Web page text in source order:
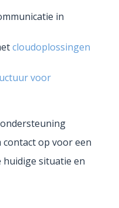
in
cloudoplossingen
voor
op voor een
situatie en